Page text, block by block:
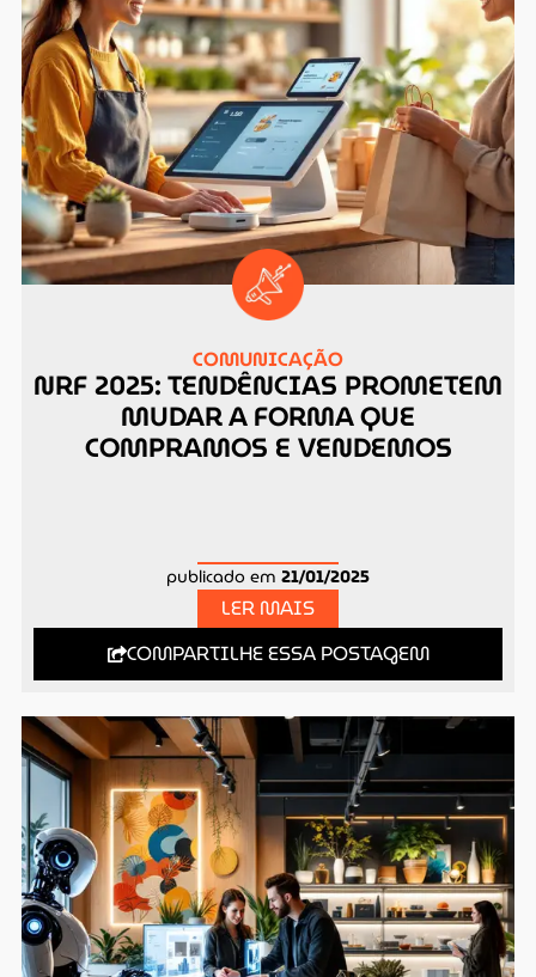
COMUNICAÇÃO
NRF 2025: TENDÊNCIAS PROMETEM
MUDAR A FORMA QUE
COMPRAMOS E VENDEMOS
publicado em 21/01/2025
LER MAIS
COMPARTILHE ESSA POSTAGEM